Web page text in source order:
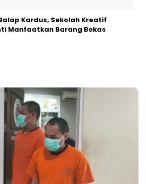
Kardus, Sekolah Kreatif
Manfaatkan Barang Bekas